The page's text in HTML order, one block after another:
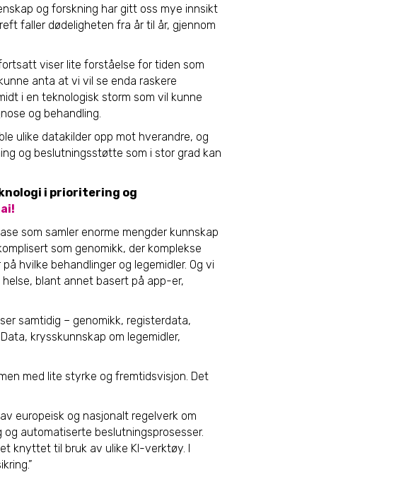
og forskning har gitt oss mye innsikt
faller dødeligheten fra år til år, gjennom
viser lite forståelse for tiden som
anta at vi vil se enda raskere
i en teknologisk storm som vil kunne
og behandling.
ulike datakilder opp mot hverandre, og
og beslutningsstøtte som i stor grad kan
i prioritering og
som samler enorme mengder kunnskap
som genomikk, der komplekse
hvilke behandlinger og legemidler. Og vi
blant annet basert på app-er,
samtidig – genomikk, registerdata,
krysskunnskap om legemidler,
med lite styrke og fremtidsvisjon. Det
europeisk og nasjonalt regelverk om
automatiserte beslutningsprosesser.
knyttet til bruk av ulike KI-verktøy. I